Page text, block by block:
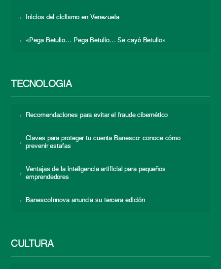
Inicios del ciclismo en Venezuela
«Pega Betulio… Pega Betulio… Se cayó Betulio»
TECNOLOGÍA
Recomendaciones para evitar el fraude cibernético
Claves para proteger tu cuenta Banesco: conoce cómo
prevenir estafas
Ventajas de la inteligencia artificial para pequeños
emprendedores
BanescoInnova anuncia su tercera edición
CULTURA